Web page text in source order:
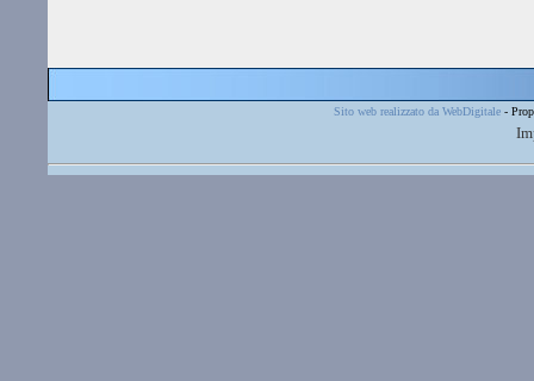
Sito web realizzato da WebDigitale -